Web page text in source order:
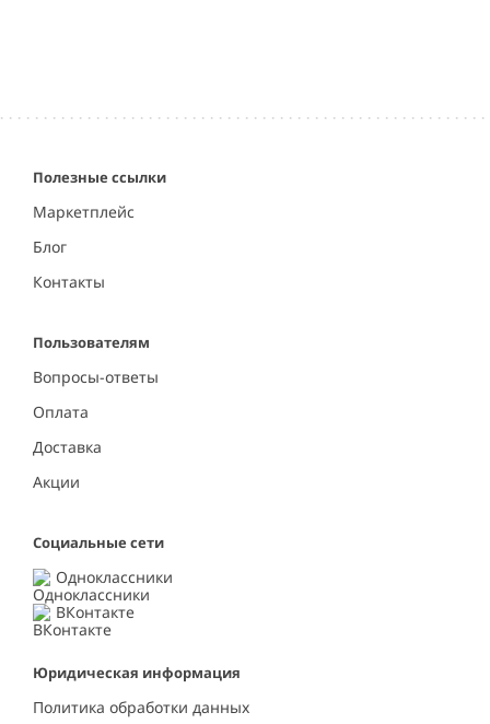
Полезные ссылки
Маркетплейс
Блог
Контакты
Пользователям
Вопросы-ответы
Оплата
Доставка
Акции
Социальные сети
Одноклассники
ВКонтакте
Юридическая информация
Политика обработки данных